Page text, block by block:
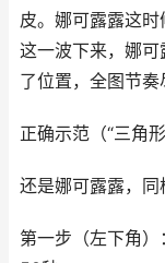
皮。娜可露露这时
这一波下来，娜
了位置，全图节奏
正确示范（“三角
还是娜可露露，同
第一步（左下角